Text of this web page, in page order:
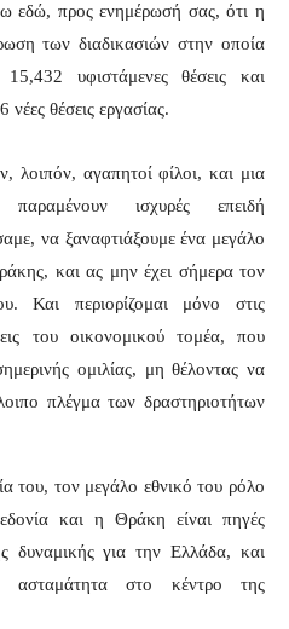
εδώ, προς ενημέρωσή σας, ότι η
των διαδικασιών στην οποία
15,432 υφιστάμενες θέσεις και
θέσεις εργασίας.
λοιπόν, αγαπητοί φίλοι, και μια
ισχυρές επειδή
να ξαναφτιάξουμε ένα μεγάλο
και ας μην έχει σήμερα τον
Και περιορίζομαι μόνο στις
του οικονομικού τομέα, που
ομιλίας, μη θέλοντας να
πλέγμα των δραστηριοτήτων
του, τον μεγάλο εθνικό του ρόλο
και η Θράκη είναι πηγές
δυναμικής για την Ελλάδα, και
ασταμάτητα στο κέντρο της